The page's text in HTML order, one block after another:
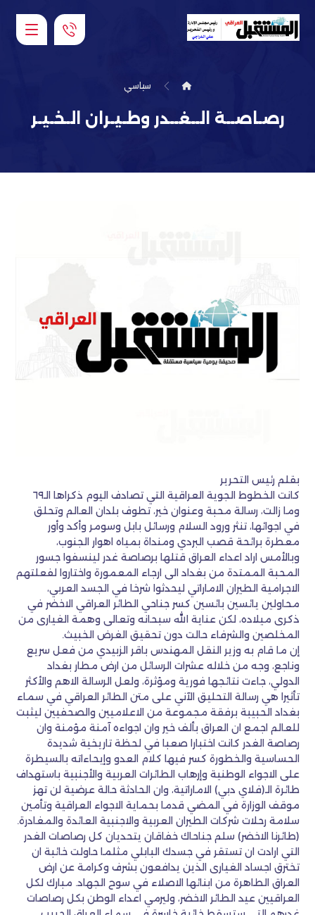
سياسي
رصـاصــة الــغــدر وطـيـران الـخـيـر
بقلم رئيس التحرير
كانت الخطوط الجوية العراقية التي تصادف اليوم ذكراها الـ٦٩
وما زالت، رسالة محبة وعنوان خير، تطوف بلدان العالم وتحلق
في اجوائها، تنثر ورود السلام ورسائل بابل وسومر وأكد وأور
معطرة برائحة قصب البردي ومنداة بمياه اهوار الجنوب،
وبالأمس اراد اعداء العراق قتلها برصاصة غدر لينسفوا جسور
المحبة الممتدة من بغداد الى ارجاء المعمورة واختاروا لفعلتهم
الاجرامية الطيران الاماراتي ليحدثوا شرخا في الجسد العربي،
محاولين يائسين بائسين كسر جناحي الطائر العراقي الاخضر في
ذكرى ميلاده، لكن عناية الله سبحانه وتعالى وهمة الغيارى من
المخلصين والشرفاء حالت دون تحقيق الغرض الخبيث.
إن ما قام به وزير النقل المهندس باقر الزبيدي من فعل سريع
وناجع، وجه من خلاله عشرات الرسائل من ارض مطار بغداد
الدولي، جاءت نتائجها فورية ومؤثرة، ولعل الرسالة الاهم والأكثر
تأثيرا هي رسالة التحليق الآني على متن الطائر العراقي في سماء
بغداد الحبيبة برفقة مجموعة من الاعلاميين والصحفيين ليثبت
للعالم اجمع ان العراق بألف خير وان اجواءه آمنة مؤمنة وان
رصاصة الغدر كانت اختبارا صعبا في لحظة تاريخية شديدة
الحساسية والخطورة كسر فيها كلام العدو وإيحاءاته بالسيطرة
على الاجواء الوطنية وإرهاب الطائرات العربية والأجنبية باستهداف
طائرة الـ(فلاي دبي) الاماراتية، وان الحادثة حالة عرضية لن تهز
موقف الوزارة في المضي قدما بحماية الاجواء العراقية وتأمين
سلامة رحلات شركات الطيران العربية والاجنبية العائدة والمغادرة.
(طائرنا الاخضر) سلم جناحاك خفاقان يتحديان كل رصاصات الغدر
التي ارادت ان تستقر في جسدك البابلي مثلما حاولت خائبة ان
تخترق اجساد الغيارى الذين يدافعون بشرف وكرامة عن ارض
العراق الطاهرة من ابنائها الاصلاء في سوح الجهاد. مبارك لكل
العراقيين عيد الطائر الاخضر، وليرمي اعداء الوطن بكل رصاصات